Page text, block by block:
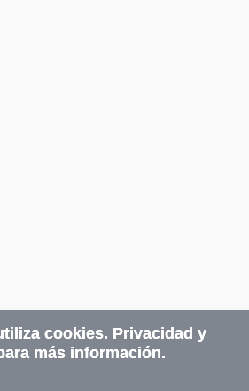
cookies. Privacidad y
más información.